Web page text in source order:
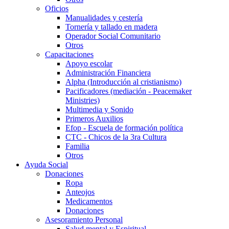
Oficios
Manualidades y cestería
Tornería y tallado en madera
Operador Social Comunitario
Otros
Capacitaciones
Apoyo escolar
Administración Financiera
Alpha (Introducción al cristianismo)
Pacificadores (mediación - Peacemaker
Ministries)
Multimedia y Sonido
Primeros Auxilios
Efop - Escuela de formación política
CTC - Chicos de la 3ra Cultura
Familia
Otros
Ayuda Social
Donaciones
Ropa
Anteojos
Medicamentos
Donaciones
Asesoramiento Personal